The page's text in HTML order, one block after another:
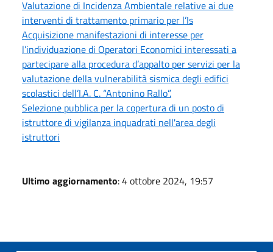
Valutazione di Incidenza Ambientale relative ai due
interventi di trattamento primario per l’Is
Acquisizione manifestazioni di interesse per
l’individuazione di Operatori Economici interessati a
partecipare alla procedura d’appalto per servizi per la
valutazione della vulnerabilità sismica degli edifici
scolastici dell’I.A. C. “Antonino Rallo”.
Selezione pubblica per la copertura di un posto di
istruttore di vigilanza inquadrati nell'area degli
istruttori
Ultimo aggiornamento: 4 ottobre 2024, 19:57